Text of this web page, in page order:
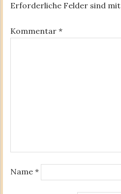
Erforderliche Felder sind mit
Kommentar *
Name *